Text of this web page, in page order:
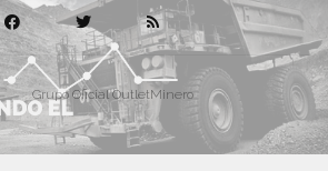
Grupo Oficial OutletMinero